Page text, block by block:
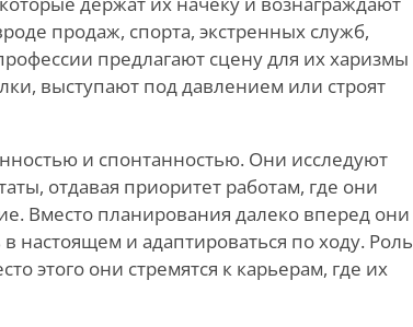
продаж, спорта, экстренных служб,
предлагают сцену для их харизмы
выступают под давлением или строят
и спонтанностью. Они исследуют
отдавая приоритет работам, где они
Вместо планирования далеко вперед они
настоящем и адаптироваться по ходу. Роль
этого они стремятся к карьерам, где их